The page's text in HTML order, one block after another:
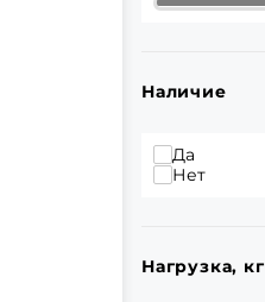
Наличие
Да
Нет
Нагрузка, кг